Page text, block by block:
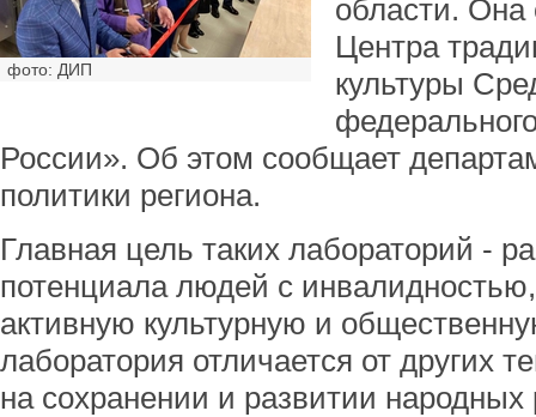
фото: ДИП
области. Она
Центра
культуры
России». Об этом сообщает
политики региона.
Главная цель таких лабораторий -
потенциала людей с
активную культурную и
лаборатория отличается от других
на сохранении и развитии народных